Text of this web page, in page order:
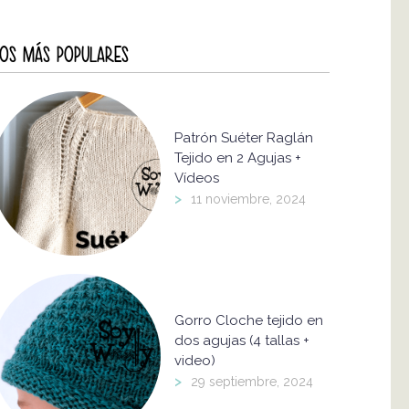
MÁS POPULARES
Patrón Suéter Raglán
Tejido en 2 Agujas +
Vídeos
> 11 noviembre, 2024
Gorro Cloche tejido en
dos agujas (4 tallas +
video)
> 29 septiembre, 2024